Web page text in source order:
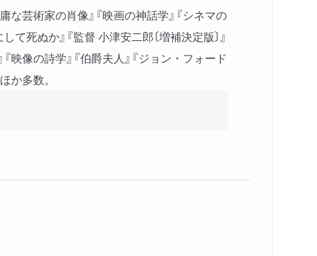
な芸術家の肖像』『映画の神話学』『シネマの
て死ぬか』『監督 小津安二郎〔増補決定版〕』
映像の詩学』『伯爵夫人』『ジョン・フォード
か多数。